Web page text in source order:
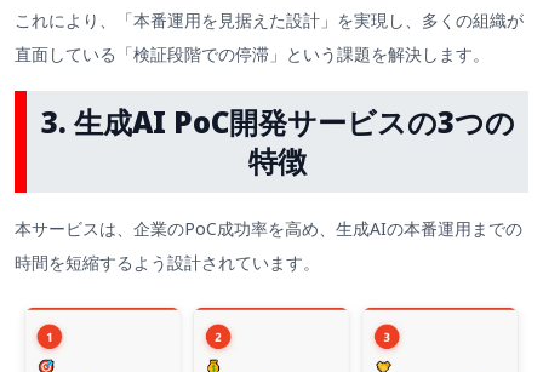
これにより、「本番運用を見据えた設計」を実現し、多くの組織が
直面している「検証段階での停滞」という課題を解決します。
3. 生成AI PoC開発サービスの3つの
特徴
本サービスは、企業のPoC成功率を高め、生成AIの本番運用までの
時間を短縮するよう設計されています。